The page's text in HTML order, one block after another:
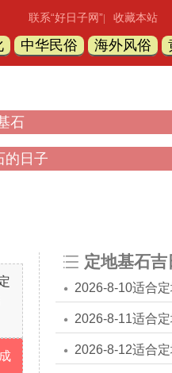
联系“好日子网” 收藏本站
中华民俗 海外风俗
石
的日子
定地基石吉
2026-8-10适合
2026-8-11适合
2026-8-12适合